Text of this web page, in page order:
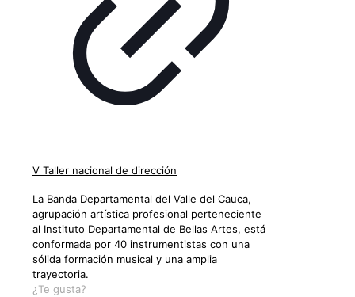
V Taller nacional de dirección
La Banda Departamental del Valle del Cauca,
agrupación artística profesional perteneciente
al Instituto Departamental de Bellas Artes, está
conformada por 40 instrumentistas con una
sólida formación musical y una amplia
trayectoria.
¿Te gusta?